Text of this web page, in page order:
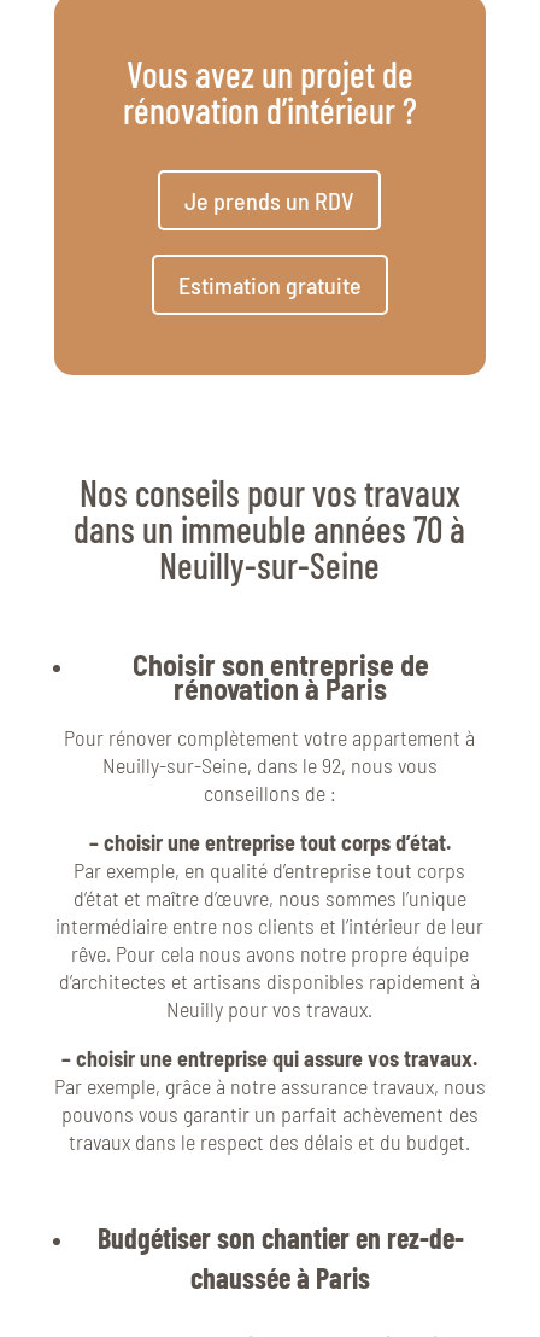
Vous avez un projet de
rénovation d’intérieur ?
Je prends un RDV
Estimation gratuite
Nos conseils pour vos travaux
dans un immeuble années 70 à
Neuilly-sur-Seine
Choisir son entreprise de
rénovation à Paris
Pour rénover complètement votre appartement à
Neuilly-sur-Seine, dans le 92, nous vous
conseillons de :
– choisir une entreprise tout corps d’état.
Par exemple, en qualité d’entreprise tout corps
d’état et maître d’œuvre, nous sommes l’unique
intermédiaire entre nos clients et l’intérieur de leur
rêve. Pour cela nous avons notre propre équipe
d’architectes et artisans disponibles rapidement à
Neuilly pour vos travaux.
– choisir une entreprise qui assure vos travaux.
Par exemple, grâce à notre assurance travaux, nous
pouvons vous garantir un parfait achèvement des
travaux dans le respect des délais et du budget.
Budgétiser son chantier en rez-de-
chaussée à Paris